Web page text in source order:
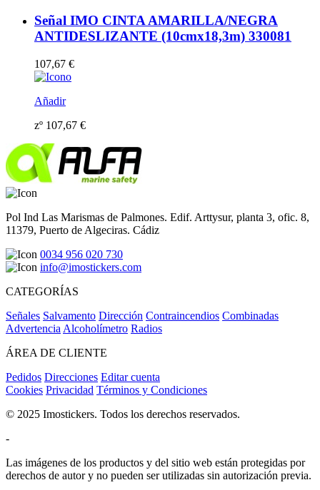
Señal IMO CINTA AMARILLA/NEGRA
ANTIDESLIZANTE (10cmx18,3m) 330081
107,67 €
Añadir
zº 107,67 €
Pol Ind Las Marismas de Palmones. Edif. Arttysur, planta 3, ofic. 8,
11379, Puerto de Algeciras. Cádiz
0034 956 020 730
info@imostickers.com
CATEGORÍAS
Señales Salvamento Dirección Contraincendios Combinadas
Advertencia Alcoholímetro Radios
ÁREA DE CLIENTE
Pedidos Direcciones Editar cuenta
Cookies Privacidad Términos y Condiciones
© 2025 Imostickers. Todos los derechos reservados.
-
Las imágenes de los productos y del sitio web están protegidas por
derechos de autor y no pueden ser utilizadas sin autorización previa.